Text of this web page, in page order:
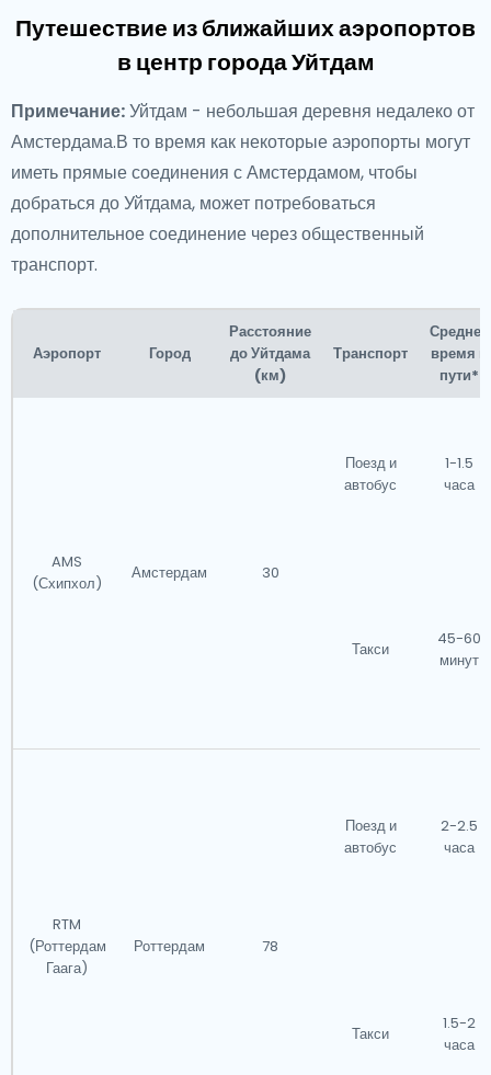
Путешествие из ближайших аэропортов
в центр города Уйтдам
Примечание:Уйтдам - небольшая деревня недалеко от
Амстердама.В то время как некоторые аэропорты могут
иметь прямые соединения с Амстердамом, чтобы
добраться до Уйтдама, может потребоваться
дополнительное соединение через общественный
транспорт.
Аэропорт Город
Расстояние
до Уйтдама
(км)
Транспорт
Среднее
время в
пути*
AMS
(Схипхол)
Амстердам 30
Поезд и
автобус
1-1.5
часа
Такси
45-60
минут
RTM
(Роттердам
Гаага)
Роттердам 78
Поезд и
автобус
2-2.5
часа
Такси
1.5-2
часа